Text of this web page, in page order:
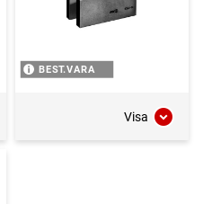
BEST.VARA
Visa